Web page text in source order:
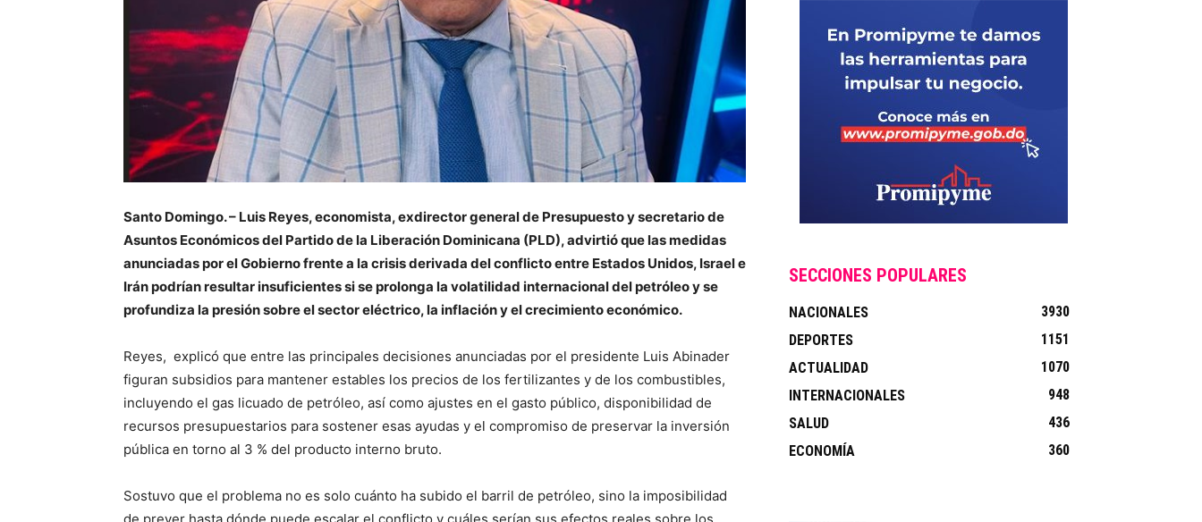
Santo Domingo. – Luis Reyes, economista, exdirector general de Presupuesto y secretario de
Asuntos Económicos del Partido de la Liberación Dominicana (PLD), advirtió que las medidas
anunciadas por el Gobierno frente a la crisis derivada del conflicto entre Estados Unidos, Israel e
Irán podrían resultar insuficientes si se prolonga la volatilidad internacional del petróleo y se
profundiza la presión sobre el sector eléctrico, la inflación y el crecimiento económico.
Reyes, explicó que entre las principales decisiones anunciadas por el presidente Luis Abinader
figuran subsidios para mantener estables los precios de los fertilizantes y de los combustibles,
incluyendo el gas licuado de petróleo, así como ajustes en el gasto público, disponibilidad de
recursos presupuestarios para sostener esas ayudas y el compromiso de preservar la inversión
pública en torno al 3 % del producto interno bruto.
Sostuvo que el problema no es solo cuánto ha subido el barril de petróleo, sino la imposibilidad
de prever hasta dónde puede escalar el conflicto y cuáles serían sus efectos reales sobre los
SECCIONES POPULARES
NACIONALES
3930
DEPORTES
1151
ACTUALIDAD
1070
INTERNACIONALES
948
SALUD
436
ECONOMÍA
360